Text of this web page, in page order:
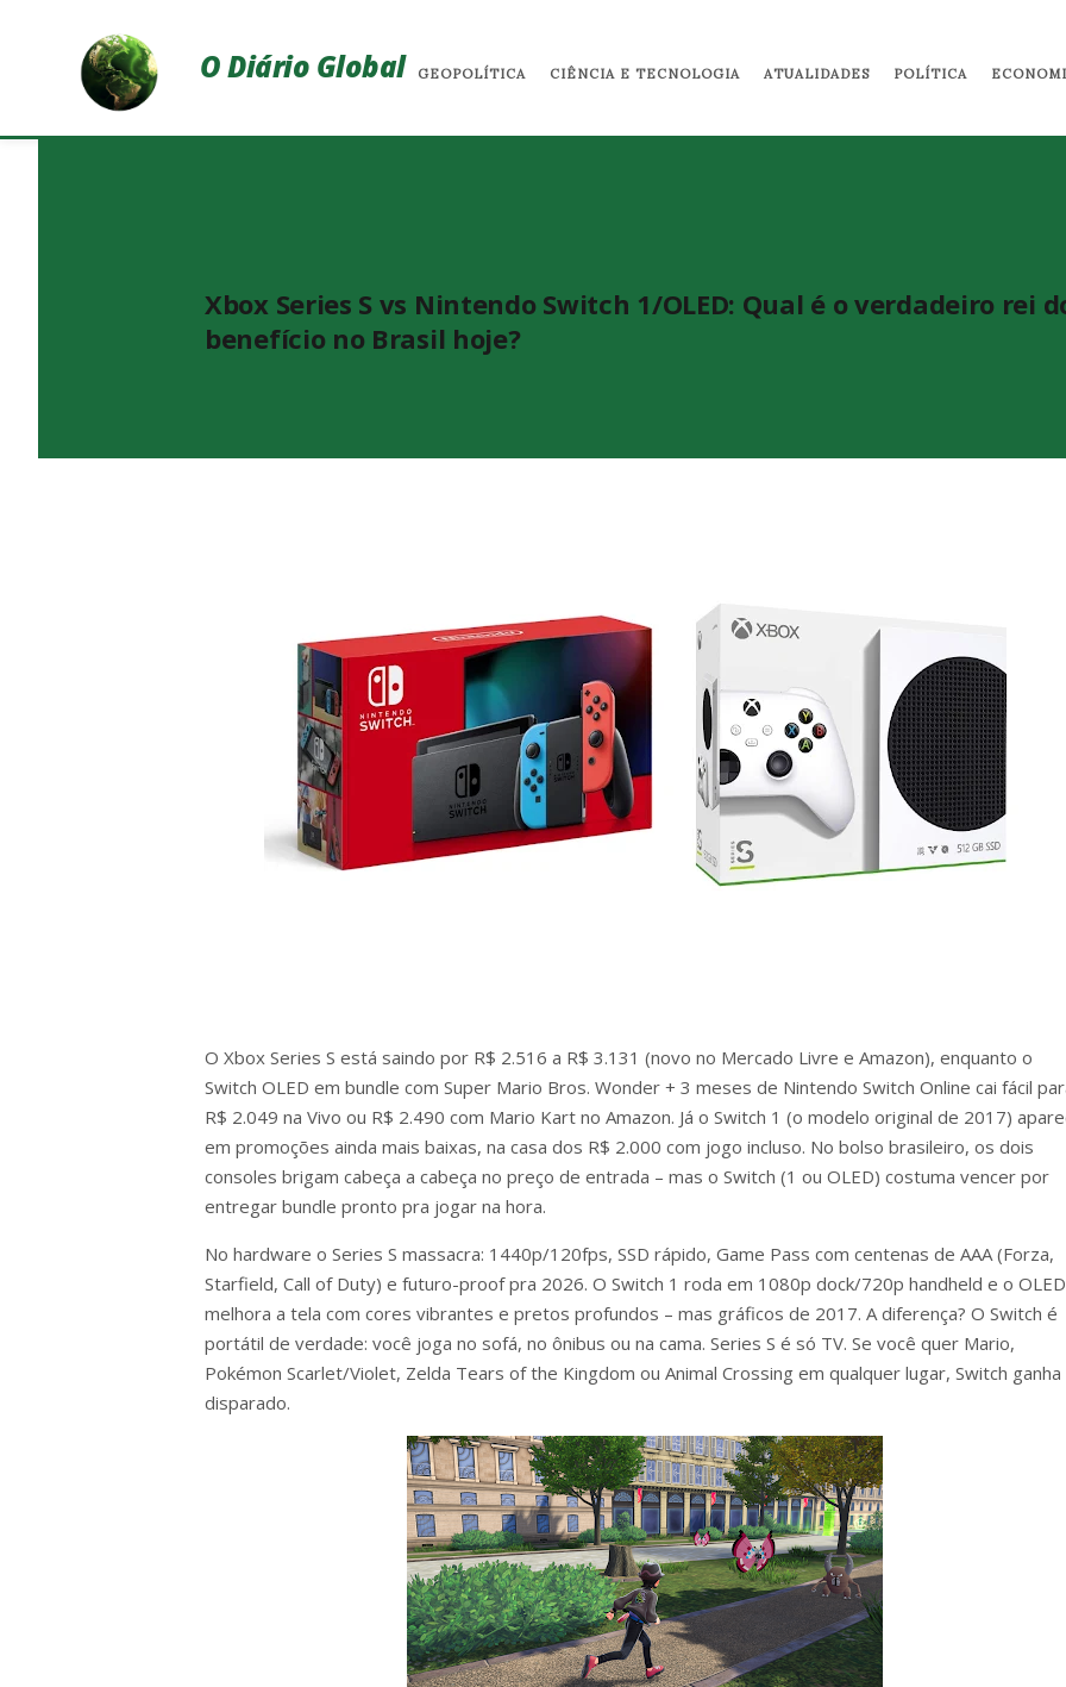
O Diário Global GEOPOLÍTICA CIÊNCIA E TECNOLOGIA ATUALIDADES POLÍTICA
Xbox Series S vs Nintendo Switch 1/OLED: Qual é o verdadeiro rei
benefício no Brasil hoje?
O Xbox Series S está saindo por R$ 2.516 a R$ 3.131 (novo no Mercado Livre e Amazon), enquanto o
Switch OLED em bundle com Super Mario Bros. Wonder + 3 meses de Nintendo Switch Online cai fácil
R$ 2.049 na Vivo ou R$ 2.490 com Mario Kart no Amazon. Já o Switch 1 (o modelo original de 2017)
em promoções ainda mais baixas, na casa dos R$ 2.000 com jogo incluso. No bolso brasileiro, os dois
consoles brigam cabeça a cabeça no preço de entrada – mas o Switch (1 ou OLED) costuma vencer por
entregar bundle pronto pra jogar na hora.
No hardware o Series S massacra: 1440p/120fps, SSD rápido, Game Pass com centenas de AAA (Forza,
Starfield, Call of Duty) e futuro-proof pra 2026. O Switch 1 roda em 1080p dock/720p handheld e o OLED
melhora a tela com cores vibrantes e pretos profundos – mas gráficos de 2017. A diferença? O Switch é
portátil de verdade: você joga no sofá, no ônibus ou na cama. Series S é só TV. Se você quer Mario,
Pokémon Scarlet/Violet, Zelda Tears of the Kingdom ou Animal Crossing em qualquer lugar, Switch ganha
disparado.